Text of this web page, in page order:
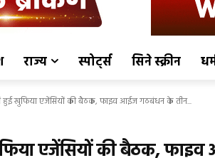
राज्य स्पोर्ट्स सिने स्क्रीन
हुई खुफिया एजेंसियों की बैठक, फाइव आईज गठबंधन के तीन...
एजेंसियों की बैठक,